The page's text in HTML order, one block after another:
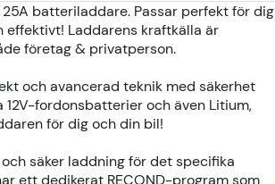
batteriladdare. Passar perfekt för dig
Laddarens kraftkälla är
företag & privatperson.
och avancerad teknik med säkerhet
fordonsbatterier och även Litium,
för dig och din bil!
säker laddning för det specifika
ett dedikerat RECOND-program som